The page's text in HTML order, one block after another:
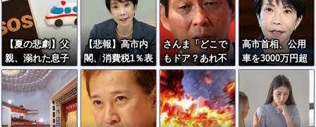
【夏の悲劇】父
親、溺れた息子
を救おうとしてﾀ
ﾋ亡 →専門家も
警鐘「救助は二
次被害が多い」
【悲報】高市内
閣、消費税1％表
明でも支持率下
落 →ついに６割
割れ
さんま「どこで
もドア？あれ不
便やで」
高市首相、公用
車を3000万円超
の新型センチュ
リーSUVに変更
ｗｗｗｗｗｗｗ